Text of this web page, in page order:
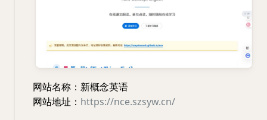
网站名称：新概念英语
网站地址： https://nce.szsyw.cn/